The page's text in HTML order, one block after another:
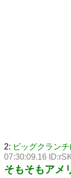
2: ビッグクラン
07:30:09.16
そもそもアメ